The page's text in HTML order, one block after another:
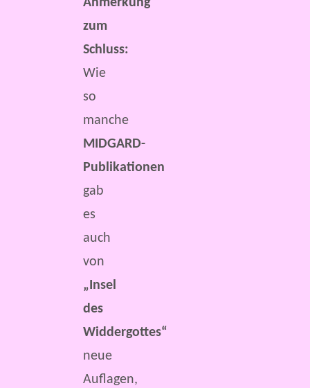
Anmerkung
zum
Schluss:
Wie
so
manche
MIDGARD-
Publikationen
gab
es
auch
von
„Insel
des
Widdergottes“
neue
Auflagen,